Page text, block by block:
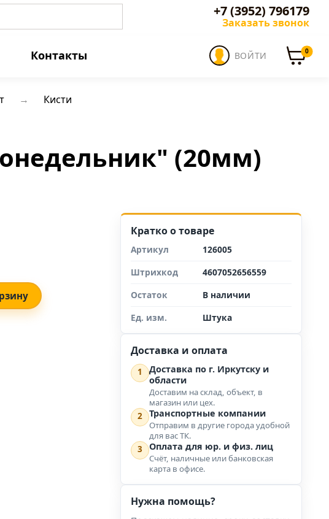
+7 (3952) 796179
Заказать звонок
Контакты ВОЙТИ 0
Кисти
(20мм)
Кратко о товаре
Артикул
126005
Штрихкод
4607052656559
Остаток
В наличии
Ед. изм.
Штука
Доставка и оплата
1
Доставка по г. Иркутску и
области
Доставим на склад, объект, в
магазин или цех.
2
Транспортные компании
Отправим в другие города удобной
для вас ТК.
3
Оплата для юр. и физ. лиц
Счёт, наличные или банковская
карта в офисе.
Нужна помощь?